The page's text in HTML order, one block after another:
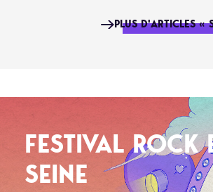
PLUS D'ARTICLES
FESTIVAL ROCK
SEINE